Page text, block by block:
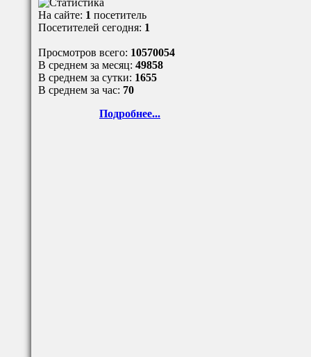
На сайте: 1 посетитель
Посетителей сегодня: 1
Просмотров всего: 10570054
В среднем за месяц: 49858
В среднем за сутки: 1655
В среднем за час: 70
Подробнее...